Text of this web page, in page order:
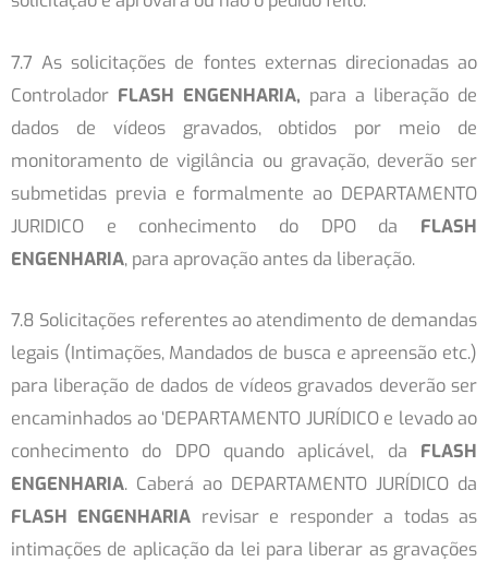
7.7 As solicitações de fontes externas direcionadas ao
Controlador FLASH ENGENHARIA, para a liberação de
dados de vídeos gravados, obtidos por meio de
monitoramento de vigilância ou gravação, deverão ser
submetidas previa e formalmente ao DEPARTAMENTO
JURIDICO e conhecimento do DPO da FLASH
ENGENHARIA, para aprovação antes da liberação.
7.8 Solicitações referentes ao atendimento de demandas
legais (Intimações, Mandados de busca e apreensão etc.)
para liberação de dados de vídeos gravados deverão ser
encaminhados ao ‘DEPARTAMENTO JURÍDICO e levado ao
conhecimento do DPO quando aplicável, da FLASH
ENGENHARIA. Caberá ao DEPARTAMENTO JURÍDICO da
FLASH ENGENHARIA revisar e responder a todas as
intimações de aplicação da lei para liberar as gravações